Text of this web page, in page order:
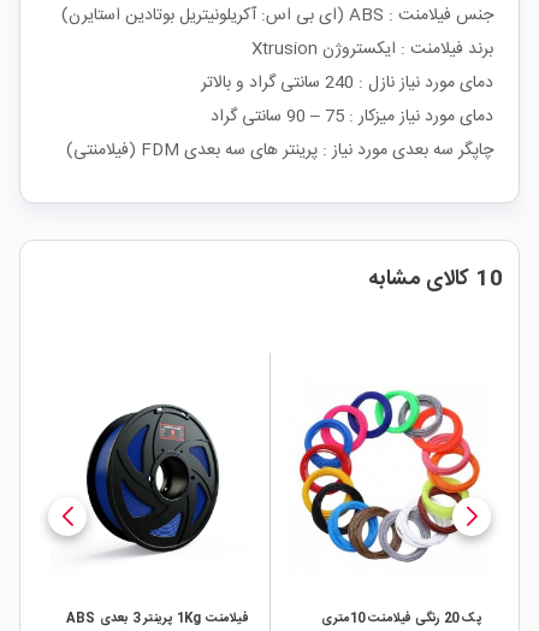
جنس فیلامنت : ABS (ای بی اس: آکریلونیتریل بوتادین استایرن)
برند فیلامنت : ایکستروژن Xtrusion
دمای مورد نیاز نازل : 240 سانتی گراد و بالاتر
دمای مورد نیاز میزکار : 75 – 90 سانتی گراد
چاپگر سه بعدی مورد نیاز : پرینتر های سه بعدی FDM (فیلامنتی)
10 کالای مشابه
پک 20 رنگی فیلامنت 10متری
فیلامنت 1Kg پرینتر 3 بعدی ABS